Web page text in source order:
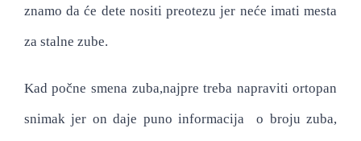
znamo da će dete nositi preotezu jer neće imati mesta
za stalne zube.
Kad počne smena zuba,najpre treba napraviti ortopan
snimak jer on daje puno informacija o broju zuba,